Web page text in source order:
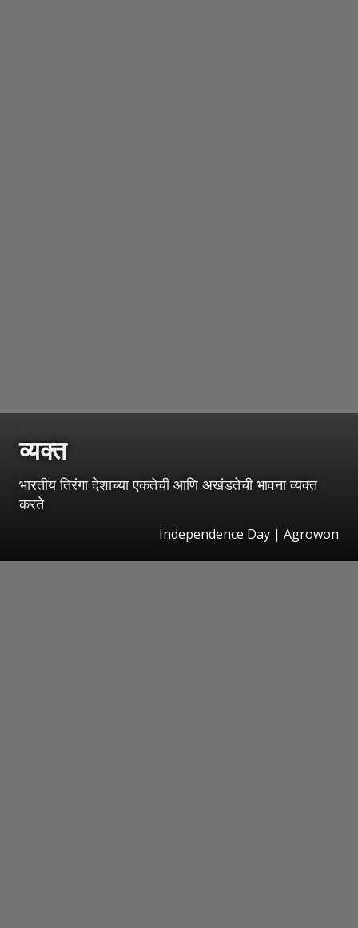
व्यक्त
भारतीय तिरंगा देशाच्या एकतेची आणि अखंडतेची भावना व्यक्त
करते
Independence Day | Agrowon